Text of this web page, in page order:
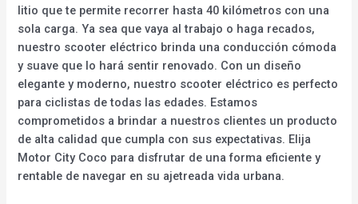
litio que te permite recorrer hasta 40 kilómetros con una
sola carga. Ya sea que vaya al trabajo o haga recados,
nuestro scooter eléctrico brinda una conducción cómoda
y suave que lo hará sentir renovado. Con un diseño
elegante y moderno, nuestro scooter eléctrico es perfecto
para ciclistas de todas las edades. Estamos
comprometidos a brindar a nuestros clientes un producto
de alta calidad que cumpla con sus expectativas. Elija
Motor City Coco para disfrutar de una forma eficiente y
rentable de navegar en su ajetreada vida urbana.